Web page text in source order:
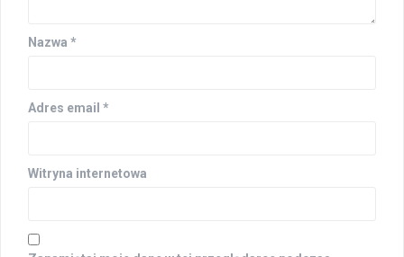
Nazwa *
Adres email *
Witryna internetowa